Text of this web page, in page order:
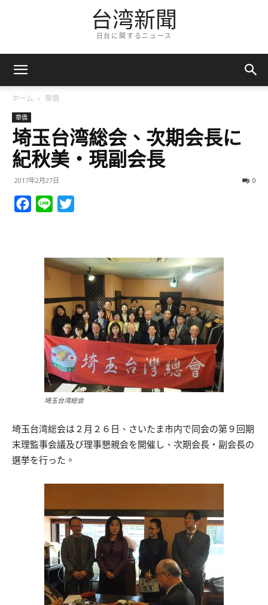
台湾新聞
日台に関するニュース
ホーム 華僑
華僑
埼玉台湾総会、次期会長に
紀秋美・現副会長
2017年2月27日 0
Facebook
Line
埼玉台湾総会
埼玉台湾総会は２月２６日、さいたま市内で同会の第９回期
末理監事会議及び理事懇親会を開催し、次期会長・副会長の
選挙を行った。